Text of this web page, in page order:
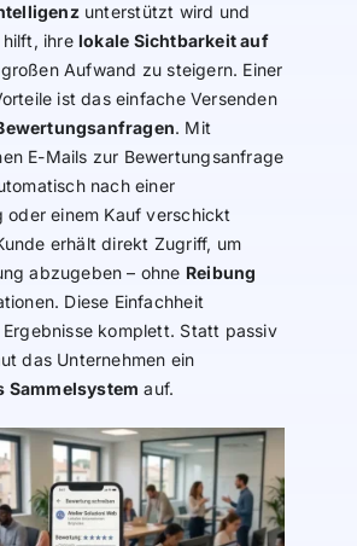
unterstützt wird und
hilft, ihrelokale Sichtbarkeit auf
Aufwand zu steigern. Einer
ist das einfache Versenden
. Mit
E-Mails zur Bewertungsanfrage
nach einer
oder einem Kauf verschickt
erhält direkt Zugriff, um
abzugeben – ohne Reibung
Diese Einfachheit
komplett. Statt passiv
das Unternehmen ein
Sammelsystem auf.